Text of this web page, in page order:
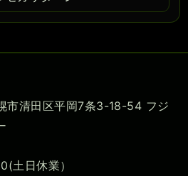
市清田区平岡7条3-18-54 フジ
土日休業）